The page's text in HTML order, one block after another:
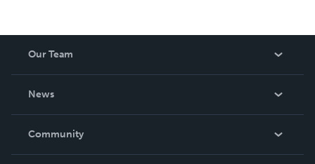
Our Team
News
In The News
Community